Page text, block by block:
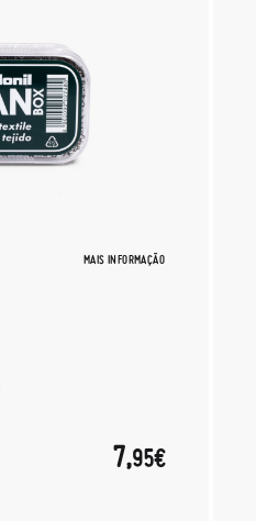
MAIS INFORMAÇÃO
7,95€